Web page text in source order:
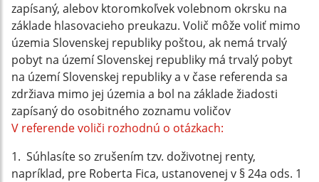
zapísaný, alebov ktoromkoľvek volebnom okrsku na
základe hlasovacieho preukazu. Volič môže voliť mimo
územia Slovenskej republiky poštou, ak nemá trvalý
pobyt na území Slovenskej republiky má trvalý pobyt
na území Slovenskej republiky a v čase referenda sa
zdržiava mimo jej územia a bol na základe žiadosti
zapísaný do osobitného zoznamu voličov
V referende voliči rozhodnú o otázkach:
1. Súhlasíte so zrušením tzv. doživotnej renty,
napríklad, pre Roberta Fica, ustanovenej v § 24a ods. 1